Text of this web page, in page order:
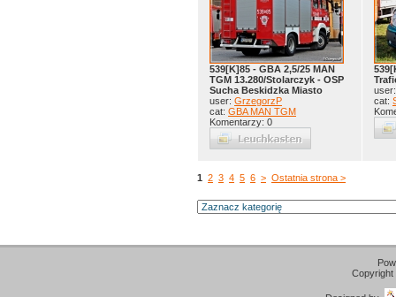
539[K]85 - GBA 2,5/25 MAN
TGM 13.280/Stolarczyk - OSP
Sucha Beskidzka Miasto
user: GrzegorzP
cat: GBA MAN TGM
Komentarzy: 0
cat:
1 2 3 4 5 6 > Ostatnia strona >